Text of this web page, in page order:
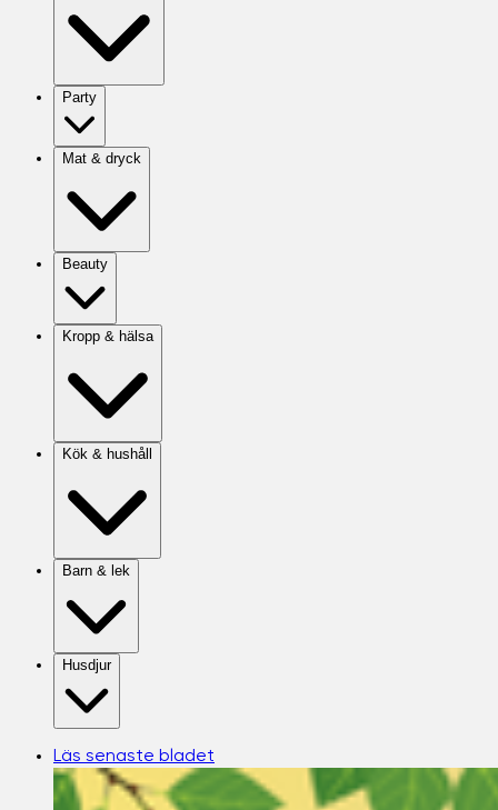
Party
Mat & dryck
Beauty
Kropp & hälsa
Kök & hushåll
Barn & lek
Husdjur
Läs senaste bladet